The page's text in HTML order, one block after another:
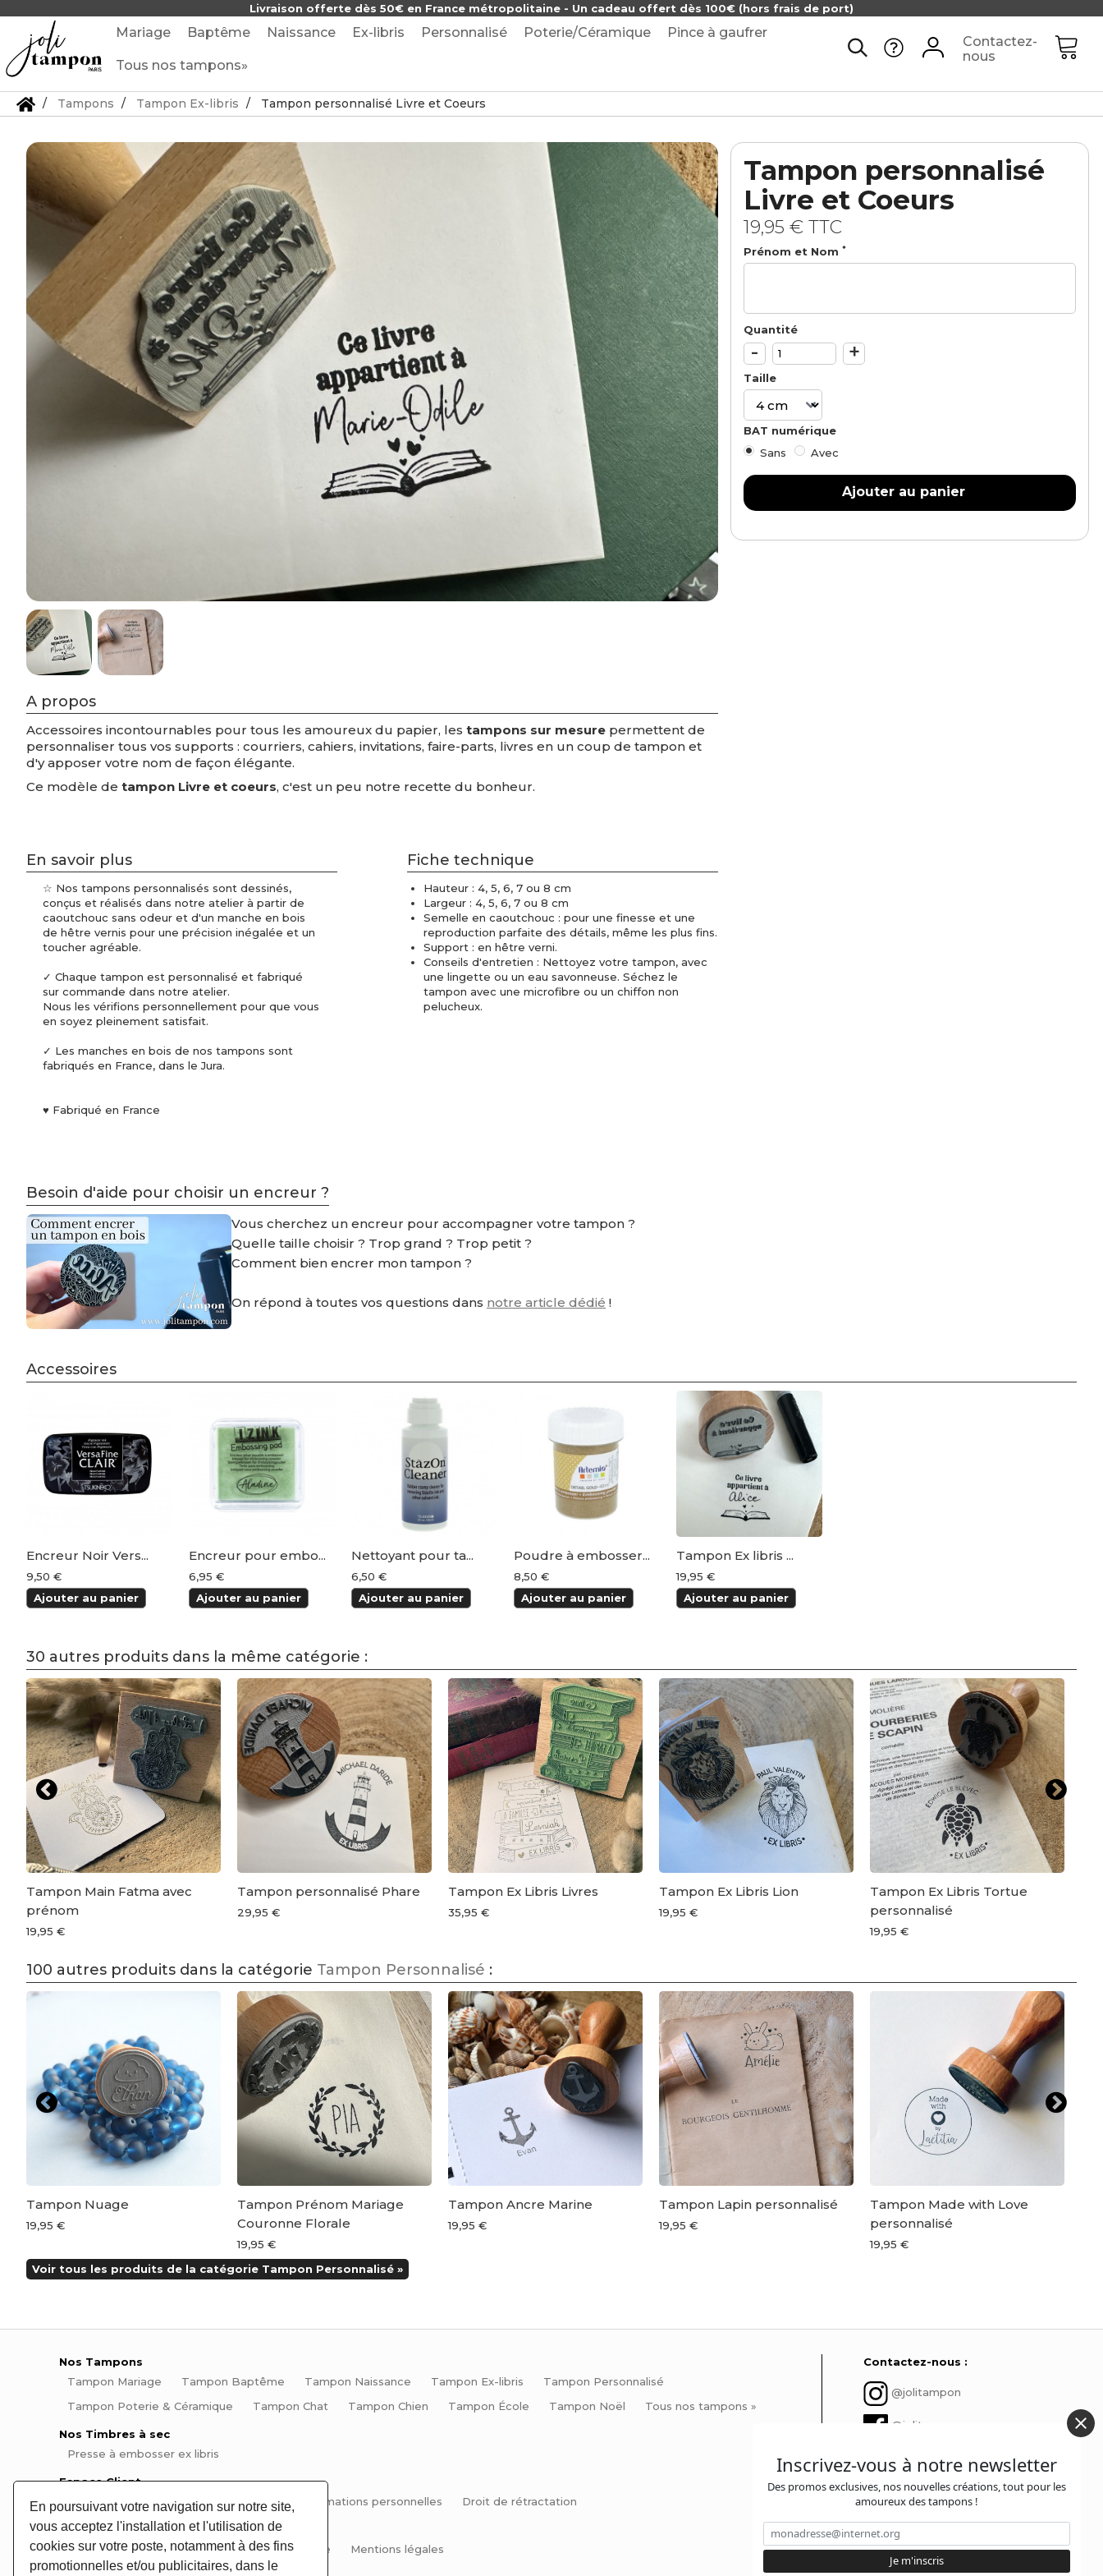
En poursuivant votre navigation sur notre site,
vous acceptez l'installation et l'utilisation de
cookies sur votre poste, notamment à des fins
promotionnelles et/ou publicitaires, dans le
Livraison offerte dès 50€ en France métropolitaine - Un cadeau offert dès 100€ (hors frais de port)
Mariage Baptême Naissance Ex-libris Personnalisé Poterie/Céramique Pince à gaufrer
Tous nos tampons»
Contactez-
nous
Tampons Tampon Ex-libris Tampon personnalisé Livre et Coeurs
Tampon personnalisé
Livre et Coeurs
19,95 € TTC
Prénom et Nom*
Quantité
- +
Taille
BAT numérique
Sans
Avec
Ajouter au panier
A propos
Accessoires incontournables pour tous les amoureux du papier, les tampons sur mesure permettent de
personnaliser tous vos supports : courriers, cahiers, invitations, faire-parts, livres en un coup de tampon et
d'y apposer votre nom de façon élégante.
Ce modèle de tampon Livre et coeurs, c'est un peu notre recette du bonheur.
En savoir plus
☆ Nos tampons personnalisés sont dessinés,
conçus et réalisés dans notre atelier à partir de
caoutchouc sans odeur et d'un manche en bois
de hêtre vernis pour une précision inégalée et un
toucher agréable.
✓ Chaque tampon est personnalisé et fabriqué
sur commande dans notre atelier.
Nous les vérifions personnellement pour que vous
en soyez pleinement satisfait.
✓ Les manches en bois de nos tampons sont
fabriqués en France, dans le Jura.
♥ Fabriqué en France
Fiche technique
Hauteur : 4, 5, 6, 7 ou 8 cm
Largeur : 4, 5, 6, 7 ou 8 cm
Semelle en caoutchouc : pour une finesse et une
reproduction parfaite des détails, même les plus fins.
Support : en hêtre verni.
Conseils d'entretien : Nettoyez votre tampon, avec
une lingette ou un eau savonneuse. Séchez le
tampon avec une microfibre ou un chiffon non
pelucheux.
Besoin d'aide pour choisir un encreur ?
Vous cherchez un encreur pour accompagner votre tampon ?
Quelle taille choisir ? Trop grand ? Trop petit ?
Comment bien encrer mon tampon ?
On répond à toutes vos questions dans notre article dédié !
Accessoires
Encreur Noir Vers...
9,50 €
Ajouter au panier
Encreur pour embo...
6,95 €
Ajouter au panier
Nettoyant pour ta...
6,50 €
Ajouter au panier
Poudre à embosser...
8,50 €
Ajouter au panier
Tampon Ex libris ...
19,95 €
Ajouter au panier
30 autres produits dans la même catégorie :
Tampon Main Fatma avec
prénom
19,95 €
Tampon personnalisé Phare
29,95 €
Tampon Ex Libris Livres
35,95 €
Tampon Ex Libris Lion
19,95 €
Tampon Ex Libris Tortue
personnalisé
19,95 €
100 autres produits dans la catégorie Tampon Personnalisé :
Tampon Nuage
19,95 €
Tampon Prénom Mariage
Couronne Florale
19,95 €
Tampon Ancre Marine
19,95 €
Tampon Lapin personnalisé
19,95 €
Tampon Made with Love
personnalisé
19,95 €
Voir tous les produits de la catégorie Tampon Personnalisé »
Nos Tampons
Tampon Mariage
Tampon Baptême Tampon Naissance Tampon Ex-libris
Tampon Personnalisé
Tampon Poterie & Céramique
Tampon Chat Tampon Chien Tampon École Tampon Noël Tous nos tampons »
Nos Timbres à sec
Presse à embosser ex libris
Espace Client
Mon compte
Mes commandes Mes informations personnelles Droit de rétractation
Informations
Aide et questions fréquentes
Plan du site Mentions légales
Contactez-nous :
@jolitampon
@jolitampon
contact@jolitampon.com
@jolitampon
Inscrivez-vous à notre newsletter
Des promos exclusives, nos nouvelles créations, tout pour les
amoureux des tampons !